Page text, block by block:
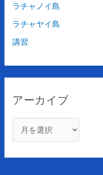
ラチャノイ島
ラチャヤイ島
講習
アーカイブ